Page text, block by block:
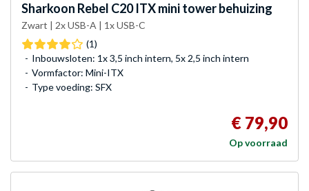
Sharkoon Rebel C20 ITX mini tower behuizing
Zwart | 2x USB-A | 1x USB-C
(1)
Inbouwsloten: 1x 3,5 inch intern, 5x 2,5 inch intern
Vormfactor: Mini-ITX
Type voeding: SFX
€ 79,90
Op voorraad